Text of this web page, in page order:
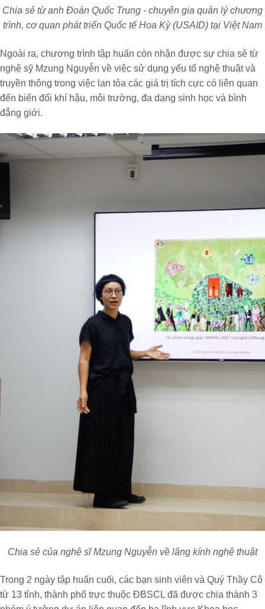
Chia sẻ từ anh Đoàn Quốc Trung - chuyên gia quản lý chương
trình, cơ quan phát triển Quốc tế Hoa Kỳ (USAID) tại Việt Nam
Ngoài ra, chương trình tập huấn còn nhận được sự chia sẻ từ
nghệ sỹ Mzung Nguyễn về việc sử dụng yếu tố nghệ thuật và
truyền thông trong việc lan tỏa các giá trị tích cực có liên quan
đến biến đổi khí hậu, môi trường, đa dạng sinh học và bình
đẳng giới.
Chia sẻ của nghệ sĩ Mzung Nguyễn về lăng kính nghệ thuật
Trong 2 ngày tập huấn cuối, các bạn sinh viên và Quý Thầy Cô
từ 13 tỉnh, thành phố trực thuộc ĐBSCL đã được chia thành 3